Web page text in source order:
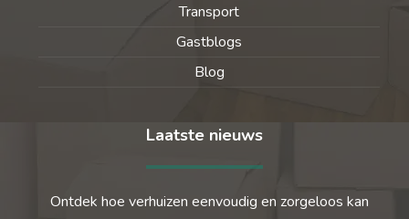
Transport
Gastblogs
Blog
Laatste nieuws
Ontdek hoe verhuizen eenvoudig en zorgeloos kan